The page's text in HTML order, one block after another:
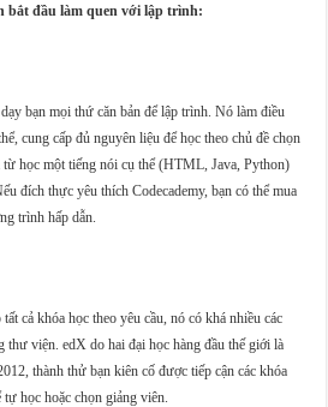
bắt đầu làm quen với lập trình:
bạn mọi thứ căn bản để lập trình. Nó làm điều
cung cấp đủ nguyên liệu để học theo chủ đề chọn
từ học một tiếng nói cụ thể (HTML, Java, Python)
đích thực yêu thích Codecademy, bạn có thể mua
trình hấp dẫn.
cả khóa học theo yêu cầu, nó có khá nhiều các
thư viện. edX do hai đại học hàng đầu thế giới là
thành thử bạn kiên cố được tiếp cận các khóa
học hoặc chọn giảng viên.